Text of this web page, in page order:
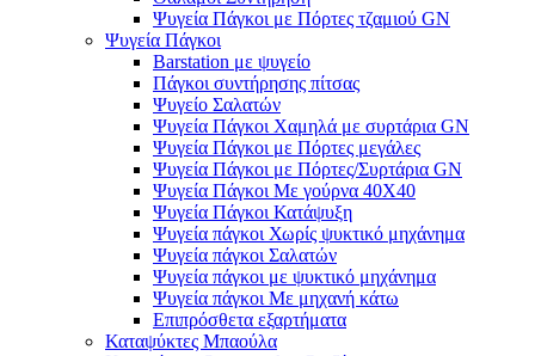
Ψυγεία Πάγκοι με Πόρτες τζαμιού GN
Ψυγεία Πάγκοι
Barstation με ψυγείο
Πάγκοι συντήρησης πίτσας
Ψυγείο Σαλατών
Ψυγεία Πάγκοι Χαμηλά με συρτάρια GN
Ψυγεία Πάγκοι με Πόρτες μεγάλες
Ψυγεία Πάγκοι με Πόρτες/Συρτάρια GN
Ψυγεία Πάγκοι Με γούρνα 40Χ40
Ψυγεία Πάγκοι Κατάψυξη
Ψυγεία πάγκοι Χωρίς ψυκτικό μηχάνημα
Ψυγεία πάγκοι Σαλατών
Ψυγεία πάγκοι με ψυκτικό μηχάνημα
Ψυγεία πάγκοι Με μηχανή κάτω
Επιπρόσθετα εξαρτήματα
Καταψύκτες Μπαούλα